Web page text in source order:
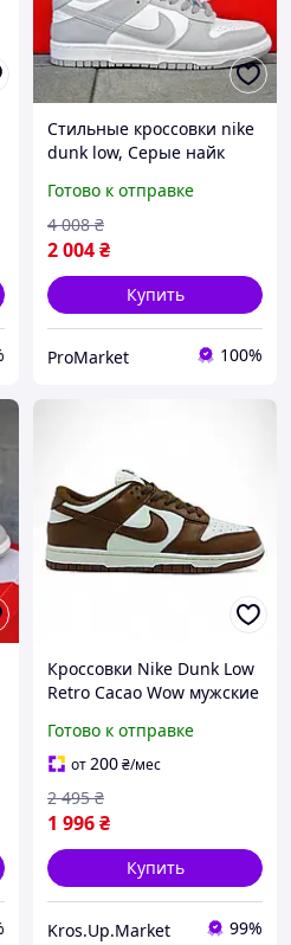
Стильные кроссовки nike
dunk low, Серые найк
мужские светло-серые, на
лето
Готово к отправке
2 004₴
4 008 ₴
Купить
ProMarket 100%
Кроссовки Nike Dunk Low
Retro Cacao Wow мужские
Найк Данк Лоу Ретро
Коричневые Какао 44
Готово к отправке
от200₴/мес
1 996₴
2 495 ₴
Купить
Kros.Up.Market 99%